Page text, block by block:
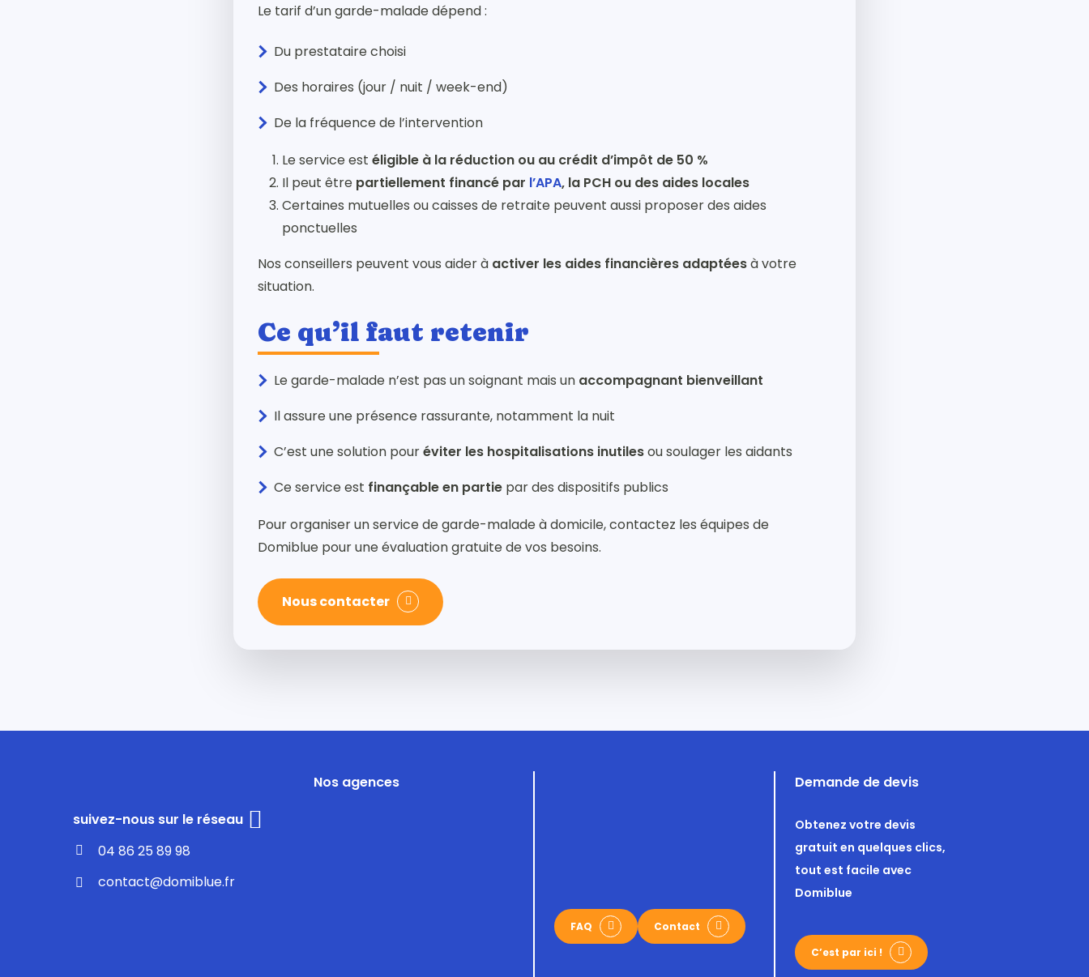
Le tarif d’un garde-malade dépend :
Du prestataire choisi
Des horaires (jour / nuit / week-end)
De la fréquence de l’intervention
Le service estéligible à la réduction ou au crédit d’impôt de 50 %
Il peut être partiellement financé par l’APA, la PCH ou des aides locales
Certaines mutuelles ou caisses de retraite peuvent aussi proposer des aides
ponctuelles
Nos conseillers peuvent vous aider à activer les aides financières adaptéesà votre
situation.
Ce qu’il faut retenir
Le garde-malade n’est pas un soignant mais un accompagnant bienveillant
Il assure une présence rassurante, notamment la nuit
C’est une solution pouréviter les hospitalisations inutilesou soulager les aidants
Ce service est finançable en partie par des dispositifs publics
Pour organiser un service de garde-malade à domicile, contactez les équipes de
Domiblue pour une évaluation gratuite de vos besoins.
Nous contacter
suivez-nous sur le réseauNotre
04 86 25 89 98
contact@domiblue.fr
Nos agences
FAQ Contact
Demande de devis
Obtenez votre devis
gratuit en quelques clics,
tout est facile avec
Domiblue
C’est par ici !